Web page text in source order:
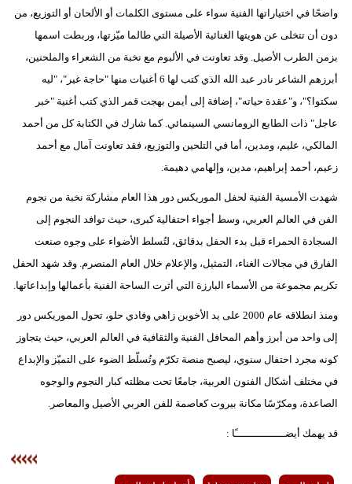
واضحًا في اختياراتها الفنية سواء على مستوى الكلمات أو الألحان أو التوزيع، من
دون أن تتخلى عن هويتها الغنائية الأصيلة التي طالما ميّزتها، وربطت اسمها
بزمن الطرب الأصيل. وقد تعاونت في الألبوم مع نخبة من الشعراء والملحنين،
أبرزهم الشاعر نادر عبد الله الذي كتب لها 6 أغنيات منها "حاجة غير"، "ليه
سكتوا؟"، و"عقدة حياته"، إضافة إلى أيمن بهجت قمر الذي كتب أغنية "خبر
عاجل" ذات الطابع الرومانسي السينمائي. كما شارك في الكتابة كل من أحمد
المالكي، عليم، ومدين، أما في التلحين والتوزيع، فقد تعاونت آمال مع أحمد
زعيم، أحمد إبراهيم، مدين، وإلهامي دهيمة.
شهدت الأمسية الفنية لحفل الموريكس دور هذا العام مشاركة نخبة من نجوم
الفن في العالم العربي، وسط أجواء احتفالية كبرى، حيث توافد النجوم إلى
السجادة الحمراء قبل بدء الحفل بدقائق، لتُسلط الأضواء على وجوه صنعت
الفارق في مجالات الغناء، التمثيل، والإعلام خلال العام المنصرم. وقد شهد الحفل
تكريم مجموعة من الأسماء البارزة التي أثرت الساحة الفنية بأعمالها وإبداعاتها.
ومنذ انطلاقه عام 2000 على يد الأخوين زاهي وفادي حلو، تحول الموريكس دور
إلى واحد من أبرز وأهم المحافل الفنية والثقافية في العالم العربي، حيث يتجاوز
كونه مجرد احتفال سنوي، ليصبح منصة تكرّم وتُسلّط الضوء على التميّز والإبداع
في مختلف أشكال الفنون العربية، جامعًا تحت مظلته كبار النجوم والوجوه
الصاعدة، ومكرّسًا مكانة بيروت كعاصمة للفن العربي الأصيل والمعاصر.
قد يهمك أيضــــــــــــــــًا :